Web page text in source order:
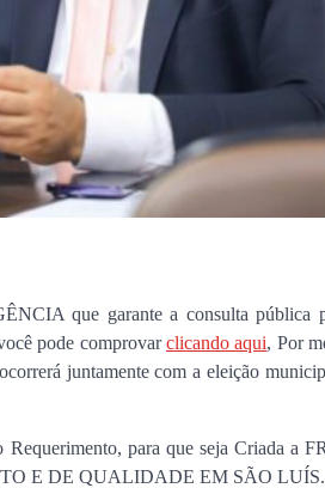
que garante a consulta pública
pode comprovarclicando aqui, Por
juntamente com a eleição
Requerimento, para que seja Criada
E DE QUALIDADE EM SÃO LUÍS.